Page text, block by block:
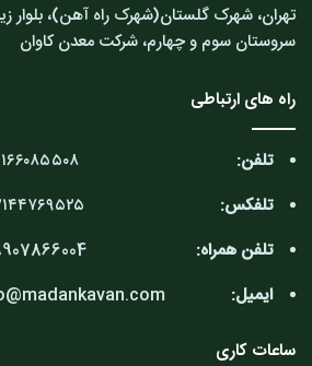
تهران، شهرک گلستان(شهرک راه آهن)، بلوار
سروستان سوم و چهارم، شرکت معدن کاوان
راه های ارتباطی
تلفن:
تلفکس:
تلفن همراه:
ایمیل:
ساعات کاری